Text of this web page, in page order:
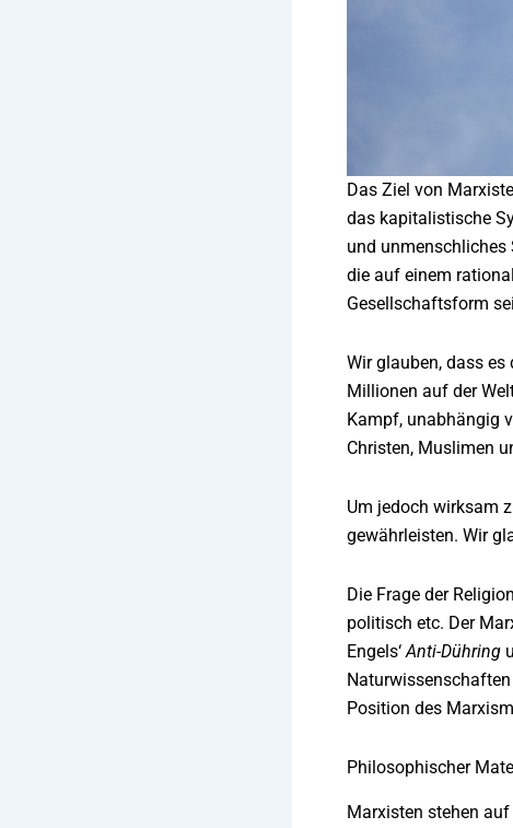
Das Ziel von
das kapitalistische
und
die auf einem
Gesellschaftsform
Wir glauben, dass
Millionen auf der
Kampf, unabhängig
Christen, Muslimen
Um jedoch wirksam
gewährleisten. Wir
Die Frage der
politisch etc. Der
Engels‘Anti-Dühring
Position des
Philosophischer
Marxisten stehen